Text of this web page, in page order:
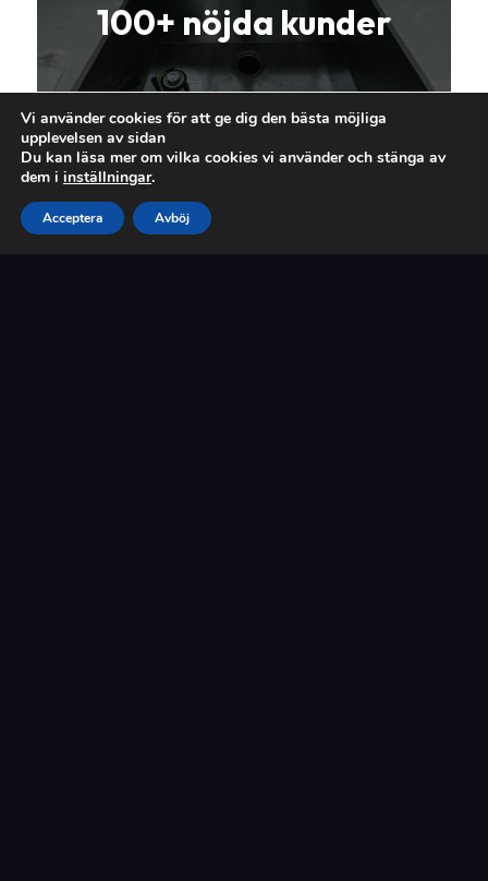
100+ nöjda kunder
Vi använder cookies för att ge dig den bästa möjliga
upplevelsen av sidan
Du kan läsa mer om vilka cookies vi använder och stänga av
dem i inställningar.
Acceptera Avböj